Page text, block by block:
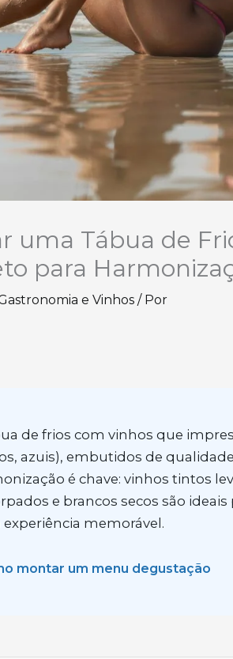
uma Tábua de
para
e Vinhos / Por
de frios com vinhos que
azuis), embutidos de
é chave: vinhos tintos
e brancos secos são
memorável.
montar um menu degustação